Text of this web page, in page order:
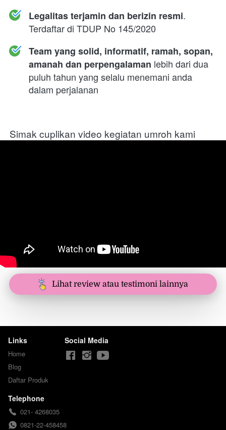
Legalitas terjamin dan berizin resmi.
Terdaftar di TDUP No 145/2020
Team yang solid, informatif, ramah, sopan,
amanah dan perpengalaman lebih dari dua
puluh tahun yang selalu menemani anda
dalam perjalanan
Simak cuplikan video kegiatan umroh kami
` Lihat review atau testimoni lainnya
Links
Home
Blog
Daftar Produk
Social Media
Telephone
021- 4268035
0821-22-458458